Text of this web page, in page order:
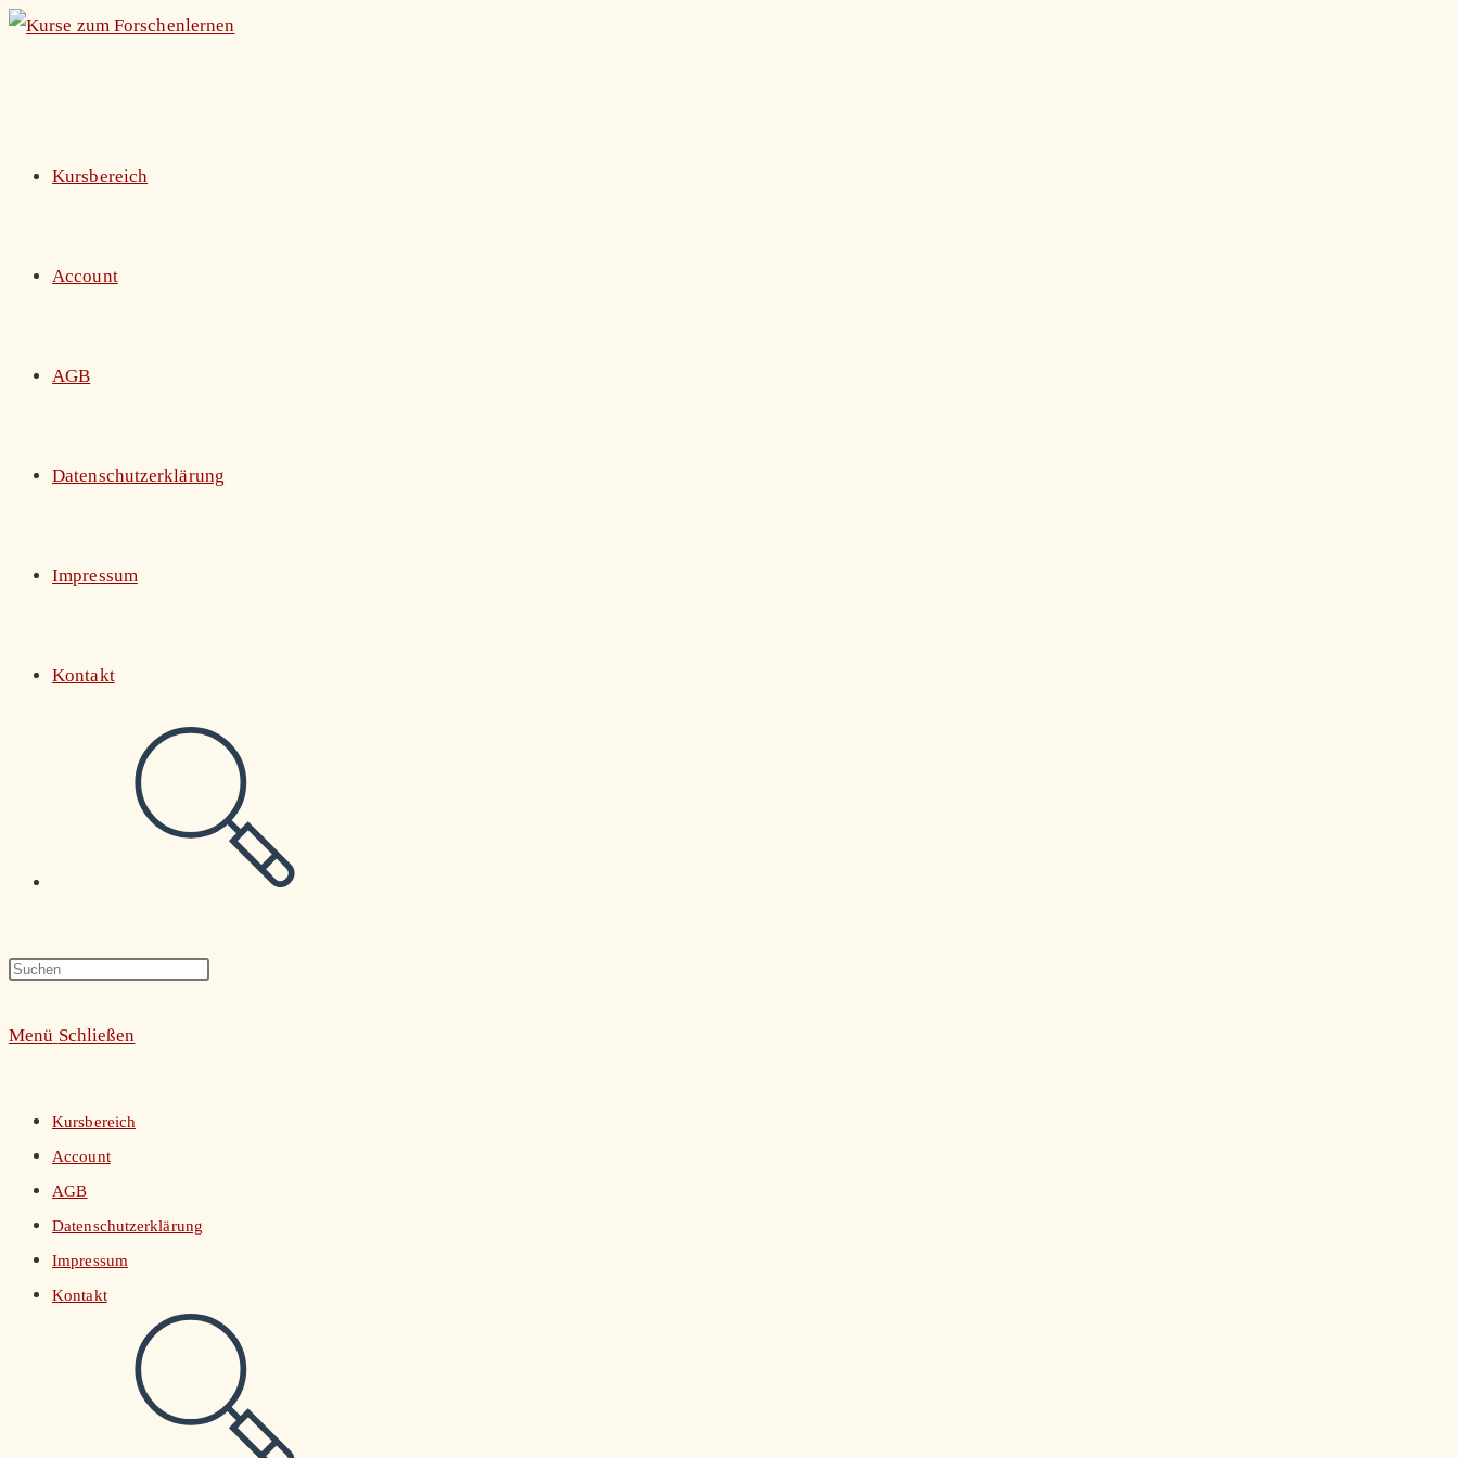
Zum
Kursbereich
Account
AGB
Datenschutzerklärung
Impressum
Kontakt
umschalten
Press
Menü Schließen
Kursbereich
Account
AGB
Datenschutzerklärung
Impressum
Kontakt